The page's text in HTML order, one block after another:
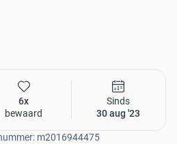
6x
bewaard
Sinds
30 aug '23
m2016944475